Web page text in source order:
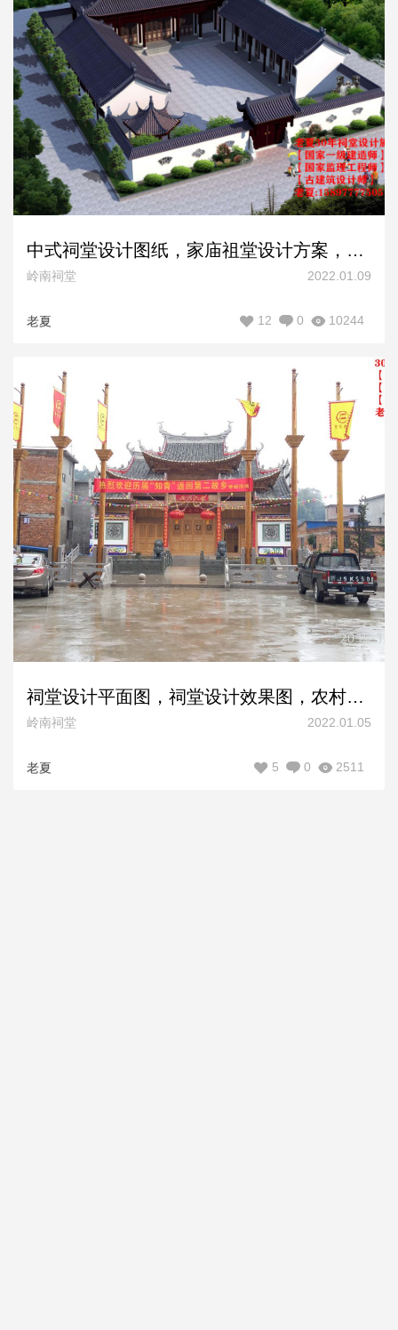
中式祠堂设计图纸，家庙祖堂设计方案，仿古宗祠设计效果图
岭南祠堂 2022.01.09
老夏 10244
0
12
祠堂设计平面图，祠堂设计效果图，农村祠堂设计施工图方案
岭南祠堂 2022.01.05
老夏 2511
0
5